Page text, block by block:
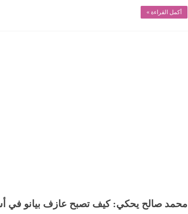
أكمل القراءة »
محمد صالح يحكي: كيف تصبح عازف بيانو في